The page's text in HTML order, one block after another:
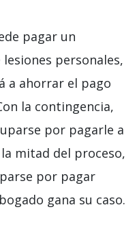
pagar un
personales,
a ahorrar el pago
la contingencia,
por pagarle a
mitad del proceso,
por pagar
gana su caso.